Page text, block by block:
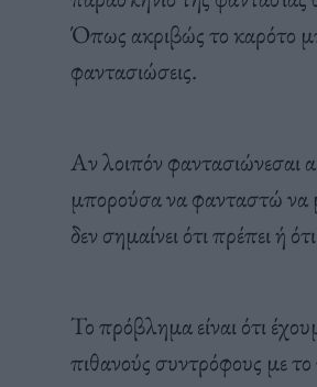
Όπως ακριβώς το καρότο
φαντασιώσεις.
Αν λοιπόν φαντασιώνεσαι
μπορούσα να φανταστώ να
δεν σημαίνει ότι πρέπει ή
Το πρόβλημα είναι ότι
πιθανούς συντρόφους με